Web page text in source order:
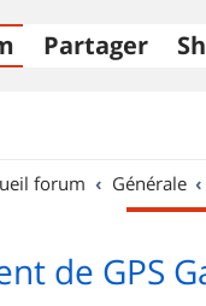
Partager
forum Générale
de GPS